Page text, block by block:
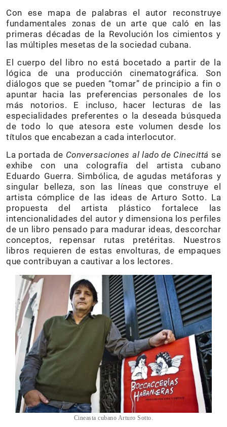
Con ese mapa de palabras el autor reconstruye
fundamentales zonas de un arte que caló en las
primeras décadas de la Revolución los cimientos y
las múltiples mesetas de la sociedad cubana.
El cuerpo del libro no está bocetado a partir de la
lógica de una producción cinematográfica. Son
diálogos que se pueden “tomar” de principio a fin o
apuntar hacia las preferencias personales de los
más notorios. E incluso, hacer lecturas de las
especialidades preferentes o la deseada búsqueda
de todo lo que atesora este volumen desde los
títulos que encabezan a cada interlocutor.
La portada de Conversaciones al lado de Cinecittá se
exhibe con una colografía del artista cubano
Eduardo Guerra. Simbólica, de agudas metáforas y
singular belleza, son las líneas que construye el
artista cómplice de las ideas de Arturo Sotto. La
propuesta del artista plástico fortalece las
intencionalidades del autor y dimensiona los perfiles
de un libro pensado para madurar ideas, descorchar
conceptos, repensar rutas pretéritas. Nuestros
libros requieren de estas envolturas, de empaques
que contribuyan a cautivar a los lectores.
Cineasta cubano Arturo Sotto.